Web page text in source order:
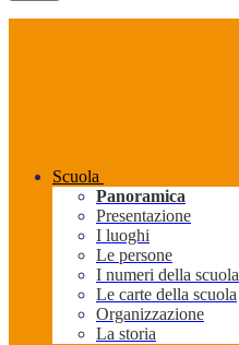
Scuola
Panoramica
Presentazione
I luoghi
Le persone
I numeri della scuola
Le carte della scuola
Organizzazione
La storia